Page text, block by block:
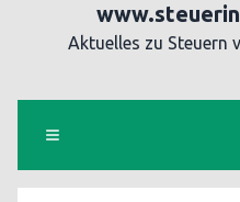
Aktuelles zu Steuern